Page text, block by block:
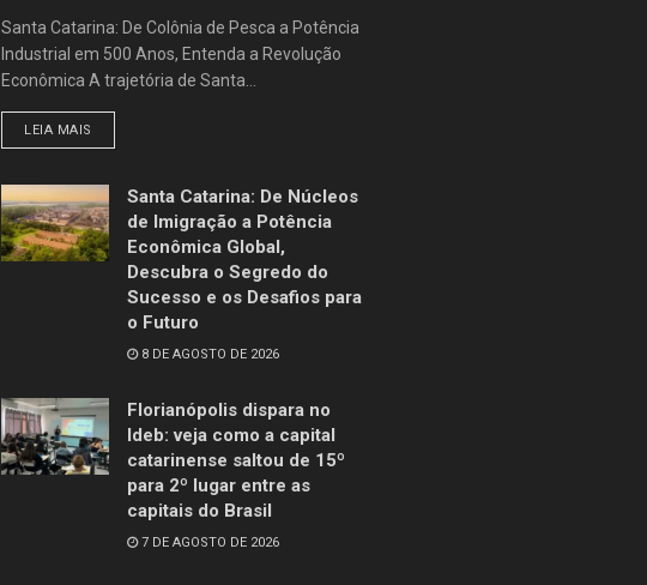
Santa Catarina: De Colônia de Pesca a Potência
Industrial em 500 Anos, Entenda a Revolução
Econômica A trajetória de Santa...
LEIA MAIS
Santa Catarina: De Núcleos
de Imigração a Potência
Econômica Global,
Descubra o Segredo do
Sucesso e os Desafios para
o Futuro
8 DE AGOSTO DE 2026
Florianópolis dispara no
Ideb: veja como a capital
catarinense saltou de 15º
para 2º lugar entre as
capitais do Brasil
7 DE AGOSTO DE 2026